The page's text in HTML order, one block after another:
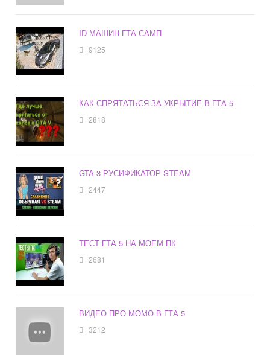
ID МАШИН ГТА САМП
9125
КАК СПРЯТАТЬСЯ ЗА УКРЫТИЕ В ГТА 5
2818
GTA 3 РУСИФИКАТОР STEAM
2447
ТЕСТ ГТА 5 НА МОЕМ ПК
2681
ВИДЕО ПРО МОМО В ГТА 5
3212